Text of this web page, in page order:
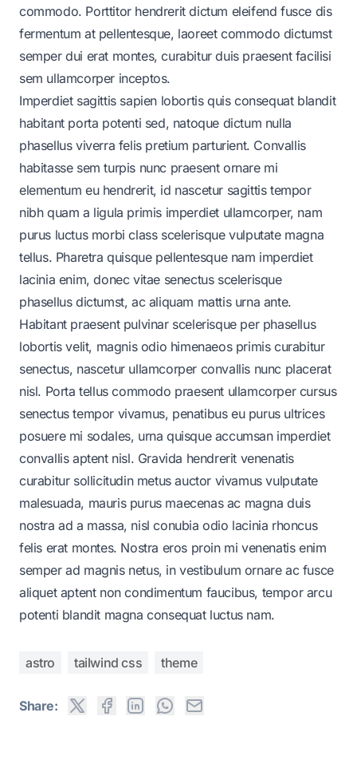
commodo. Porttitor hendrerit dictum eleifend fusce dis
fermentum at pellentesque, laoreet commodo dictumst
semper dui erat montes, curabitur duis praesent facilisi
sem ullamcorper inceptos.
Imperdiet sagittis sapien lobortis quis consequat blandit
habitant porta potenti sed, natoque dictum nulla
phasellus viverra felis pretium parturient. Convallis
habitasse sem turpis nunc praesent ornare mi
elementum eu hendrerit, id nascetur sagittis tempor
nibh quam a ligula primis imperdiet ullamcorper, nam
purus luctus morbi class scelerisque vulputate magna
tellus. Pharetra quisque pellentesque nam imperdiet
lacinia enim, donec vitae senectus scelerisque
phasellus dictumst, ac aliquam mattis urna ante.
Habitant praesent pulvinar scelerisque per phasellus
lobortis velit, magnis odio himenaeos primis curabitur
senectus, nascetur ullamcorper convallis nunc placerat
nisl. Porta tellus commodo praesent ullamcorper cursus
senectus tempor vivamus, penatibus eu purus ultrices
posuere mi sodales, urna quisque accumsan imperdiet
convallis aptent nisl. Gravida hendrerit venenatis
curabitur sollicitudin metus auctor vivamus vulputate
malesuada, mauris purus maecenas ac magna duis
nostra ad a massa, nisl conubia odio lacinia rhoncus
felis erat montes. Nostra eros proin mi venenatis enim
semper ad magnis netus, in vestibulum ornare ac fusce
aliquet aptent non condimentum faucibus, tempor arcu
potenti blandit magna consequat luctus nam.
astro tailwind css theme
Share: